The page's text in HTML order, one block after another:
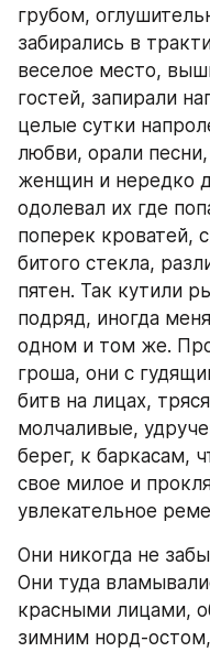
грубом,
забирались в
веселое место,
гостей, запирали
целые сутки
любви, орали
женщин и нередко
одолевал их где
поперек кроватей,
битого стекла,
пятен. Так кутили
подряд, иногда
одном и том же.
гроша, они с
битв на лицах,
молчаливые,
берег, к баркасам,
свое милое и
увлекательное
Они никогда не
Они туда
красными лицами,
зимним норд-